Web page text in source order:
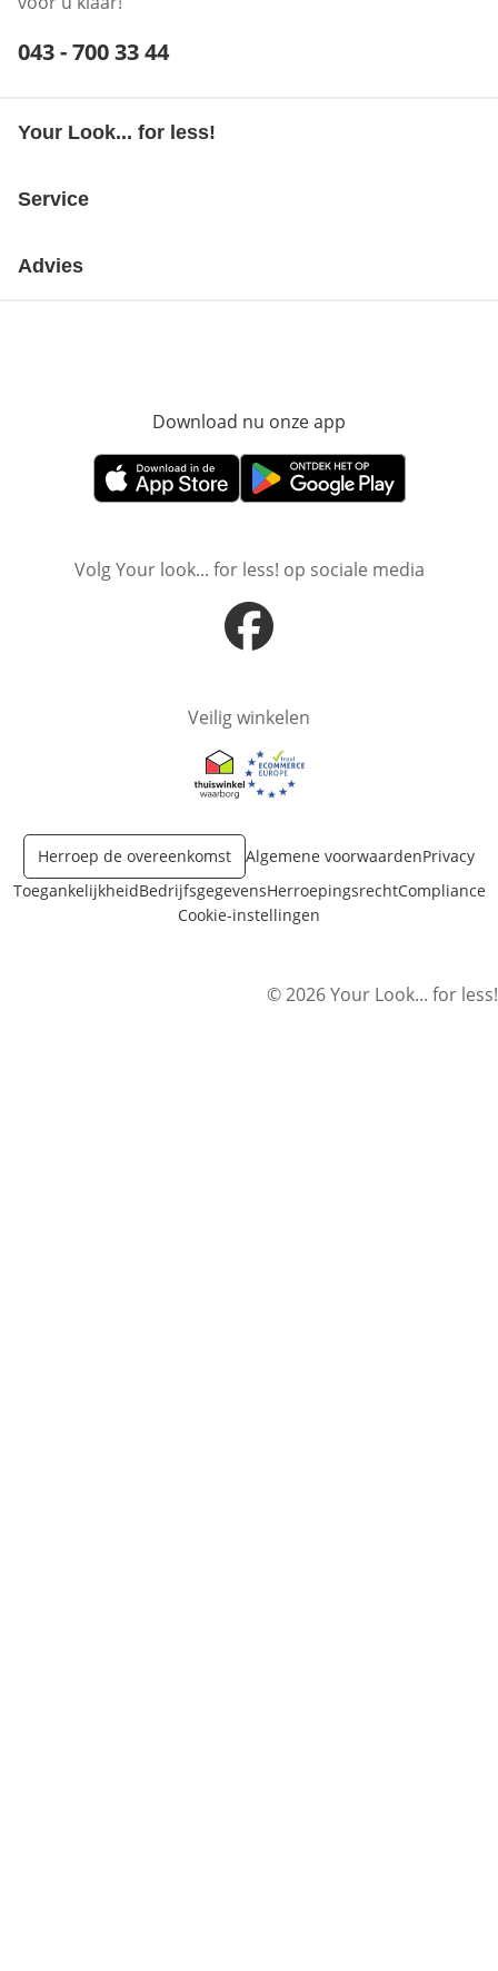
Telefoonnummer:
043 - 700 33 44
Your Look... for less!
Service
Advies
Download nu onze app
Opent in nieuw vensterOpent in nieuw venster
Volg Your look... for less! op sociale media
Opent in nieuw venster
Veilig winkelen
Opent in nieuw venster
Opent in nieuw venster
Herroep de overeenkomst Algemene voorwaardenPrivacy
ToegankelijkheidBedrijfsgegevensHerroepingsrechtCompliance
Cookie-instellingen
© 2026 Your Look... for less!